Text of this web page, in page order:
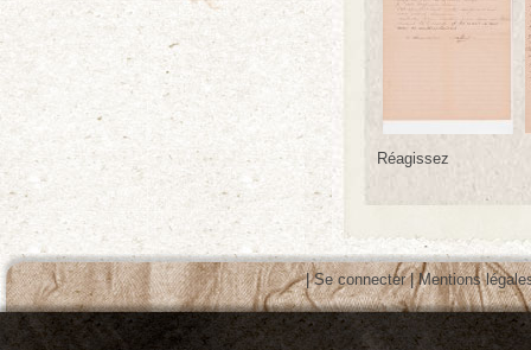
Réagissez
|Se connecter|Mentions